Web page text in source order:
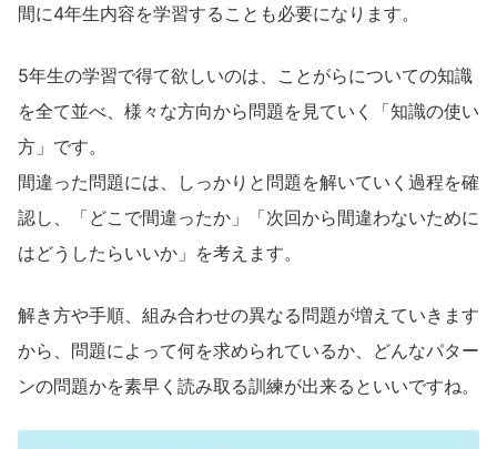
間に4年生内容を学習することも必要になります。
5年生の学習で得て欲しいのは、ことがらについての知識
を全て並べ、様々な方向から問題を見ていく「知識の使い
方」です。
間違った問題には、しっかりと問題を解いていく過程を確
認し、「どこで間違ったか」「次回から間違わないために
はどうしたらいいか」を考えます。
解き方や手順、組み合わせの異なる問題が増えていきます
から、問題によって何を求められているか、どんなパター
ンの問題かを素早く読み取る訓練が出来るといいですね。